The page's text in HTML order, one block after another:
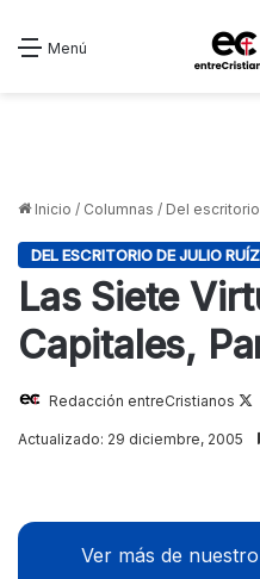
Menú
Inicio / Columnas / Del
DEL ESCRITORIO DE JULIO RUÍZ
Las Siete
Capitales,
Redacción entreCristianos
Actualizado: 29 diciembre, 2005
Ver más de